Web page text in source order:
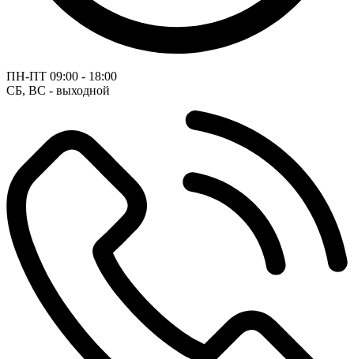
ПН-ПТ 09:00 - 18:00
СБ, ВС - выходной